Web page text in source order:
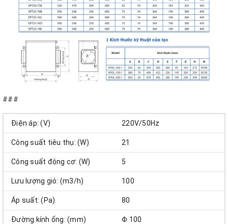
###
Điện áp: (V) 220V/50Hz
Công suất tiêu thụ: (W) 21
Công suất động cơ: (W) 5
Lưu lượng gió: (m3/h) 100
Áp suất: (Pa) 80
Đường kính ống: (mm) Φ 100